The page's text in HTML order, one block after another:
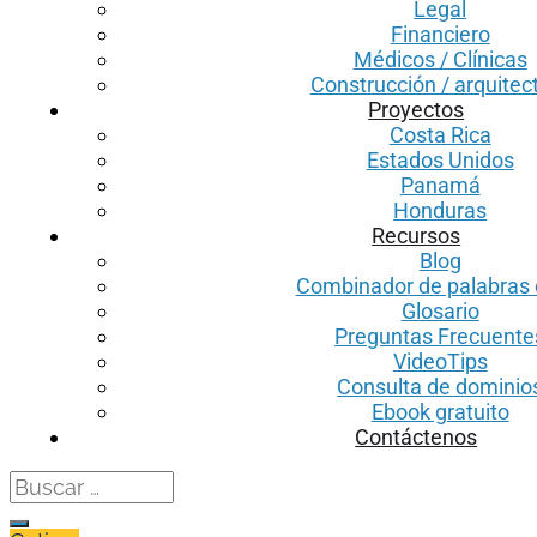
Legal
Financiero
Médicos / Clínicas
Construcción /
Proyectos
Costa Rica
Estados Unidos
Panamá
Honduras
Recursos
Blog
Combinador de palabras
Glosario
Preguntas
VideoTips
Consulta de
Ebook gratuito
Contáctenos
Search
for: